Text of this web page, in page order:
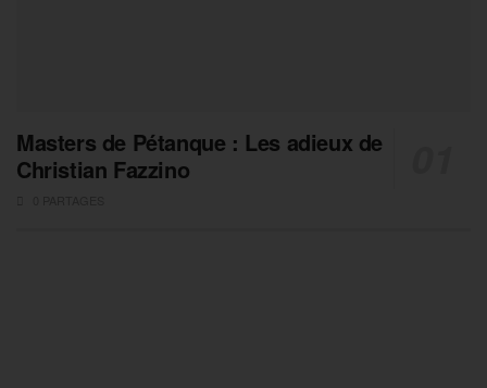
Masters de Pétanque : Les adieux de
Christian Fazzino